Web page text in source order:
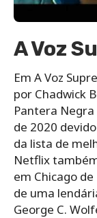
A Voz
Em A Voz
por Chadwick
Pantera
de 2020
da lista de
Netflix
em Chicago
de uma
George C.